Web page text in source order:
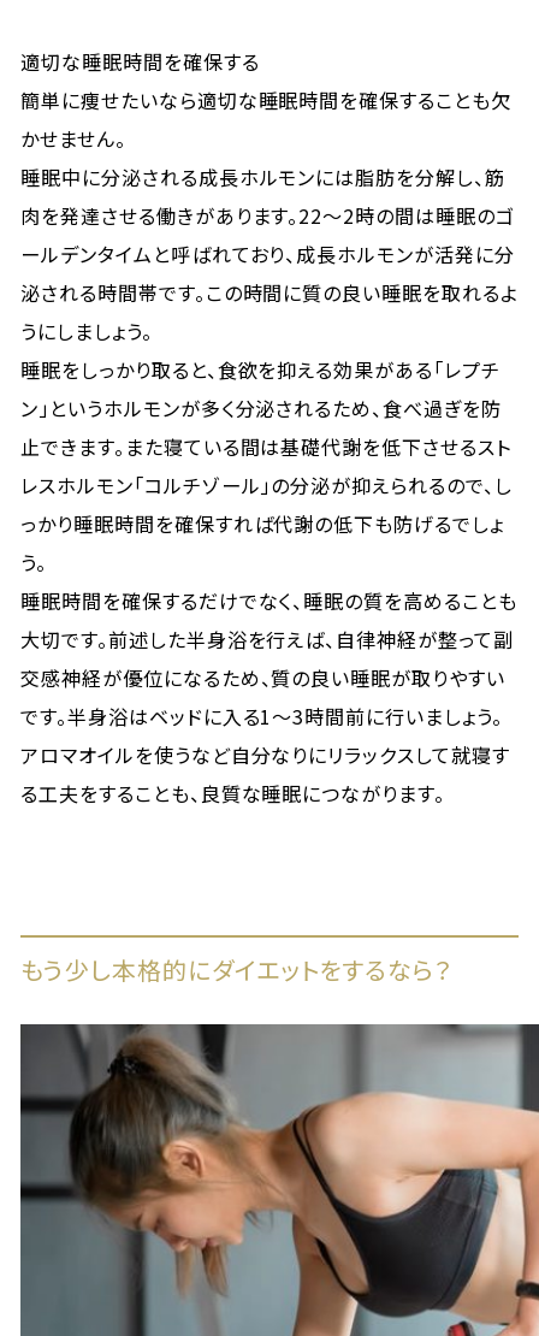
適切な睡眠時間を確保する
簡単に痩せたいなら適切な睡眠時間を確保することも欠
かせません。
睡眠中に分泌される成長ホルモンには脂肪を分解し、筋
肉を発達させる働きがあります。22〜2時の間は睡眠のゴ
ールデンタイムと呼ばれており、成長ホルモンが活発に分
泌される時間帯です。この時間に質の良い睡眠を取れるよ
うにしましょう。
睡眠をしっかり取ると、食欲を抑える効果がある「レプチ
ン」というホルモンが多く分泌されるため、食べ過ぎを防
止できます。また寝ている間は基礎代謝を低下させるスト
レスホルモン「コルチゾール」の分泌が抑えられるので、し
っかり睡眠時間を確保すれば代謝の低下も防げるでしょ
う。
睡眠時間を確保するだけでなく、睡眠の質を高めることも
大切です。前述した半身浴を行えば、自律神経が整って副
交感神経が優位になるため、質の良い睡眠が取りやすい
です。半身浴はベッドに入る1〜3時間前に行いましょう。
アロマオイルを使うなど自分なりにリラックスして就寝す
る工夫をすることも、良質な睡眠につながります。
もう少し本格的にダイエットをするなら？